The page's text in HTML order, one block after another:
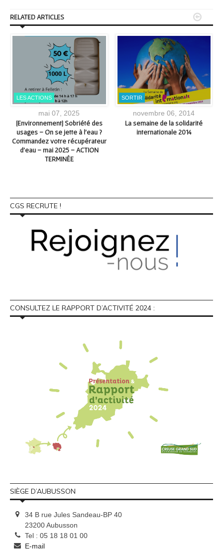
RELATED ARTICLES
LES ACTIONS
mai 07, 2025
[Environnement] Sobriété des
usages – On se jette à l’eau ?
Commandez votre récupérateur
d’eau – mai 2025 – ACTION
TERMINÉE
SORTIR
novembre 06, 2014
La semaine de la solidarité
internationale 2014

CGS RECRUTE !
CONSULTEZ LE RAPPORT D’ACTIVITÉ 2024 :
SIÈGE D’AUBUSSON
34 B rue Jules Sandeau-BP 40
23200 Aubusson
Tel : 05 18 18 01 00
E-mail